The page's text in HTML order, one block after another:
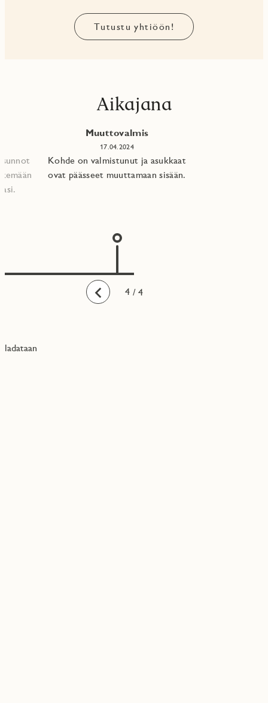
Tutustu yhtiöön!
Aikajana
Taaksepäin
Muuttovalmis
17.04.2024
Kohde on valmistunut ja asukkaat
ovat päässeet muuttamaan sisään.
1
2
3
4 / 4
ladataan